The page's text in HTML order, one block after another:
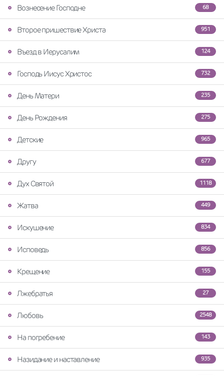
68
Вознесение Господне
951
Второе пришествие Христа
124
Въезд в Иерусалим
732
Господь Иисус Христос
235
День Матери
275
День Рождения
965
Детские
677
Другу
1118
Дух Святой
449
Жатва
834
Искушение
856
Исповедь
155
Крещение
27
Лжебратья
2548
Любовь
143
На погребение
935
Назидание и наставление